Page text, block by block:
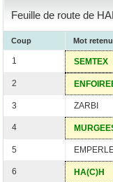
Feuille de route de
Coup Mot retenu
1 SEMTEX
2
3 ZARBI
4
5
6 HA(C)H